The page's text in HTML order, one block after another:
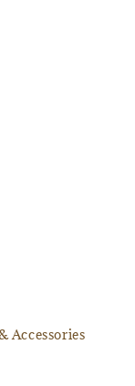
Accessories